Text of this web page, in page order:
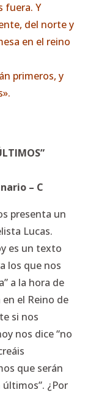
fuera. Y
del norte y
en el reino
primeros, y
– C
presenta un
Lucas.
es un texto
los que nos
a la hora de
el Reino de
si nos
nos dice “no
que serán
¿Por